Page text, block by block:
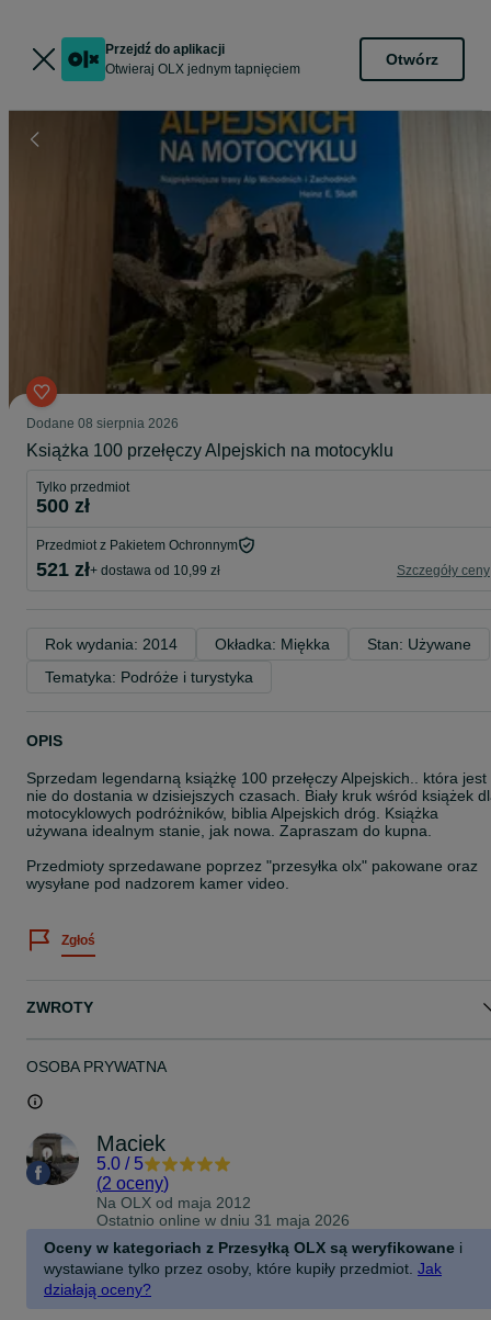
Przejdź do aplikacji
Otwieraj OLX jednym tapnięciem
Otwórz
Dodane 08 sierpnia 2026
Książka 100 przełęczy Alpejskich na motocyklu
Tylko przedmiot
500 zł
Przedmiot z Pakietem Ochronnym
521 zł+ dostawa od 10,99 zł Szczegóły ceny
Rok wydania: 2014 Okładka: Miękka
Stan: Używane
Tematyka: Podróże i turystyka
OPIS
Sprzedam legendarną książkę 100 przełęczy Alpejskich.. która jest
nie do dostania w dzisiejszych czasach. Biały kruk wśród książek
motocyklowych podróżników, biblia Alpejskich dróg. Książka
używana idealnym stanie, jak nowa. Zapraszam do kupna.
Przedmioty sprzedawane poprzez "przesyłka olx" pakowane oraz
wysyłane pod nadzorem kamer video.
Zgłoś
ZWROTY
OSOBA PRYWATNA
Maciek
5.0 / 5
(2 oceny)
Na OLX od maja 2012
Ostatnio online w dniu 31 maja 2026
Oceny w kategoriach z Przesyłką OLX są weryfikowane i
wystawiane tylko przez osoby, które kupiły przedmiot. Jak
działają oceny?